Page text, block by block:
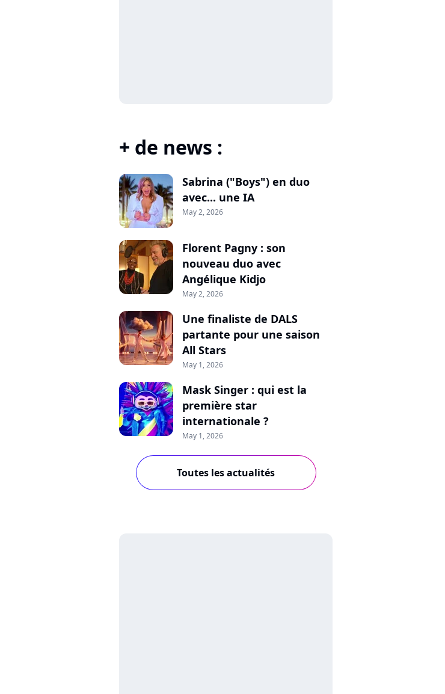
+ de news :
Sabrina ("Boys") en duo
avec... une IA
May 2, 2026
Florent Pagny : son
nouveau duo avec
Angélique Kidjo
May 2, 2026
Une finaliste de DALS
partante pour une saison
All Stars
May 1, 2026
Mask Singer : qui est la
première star
internationale ?
May 1, 2026
Toutes les actualités